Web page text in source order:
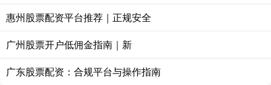
惠州股票配资平台推荐｜正规安全
广州股票开户低佣金指南｜新
广东股票配资：合规平台与操作指南